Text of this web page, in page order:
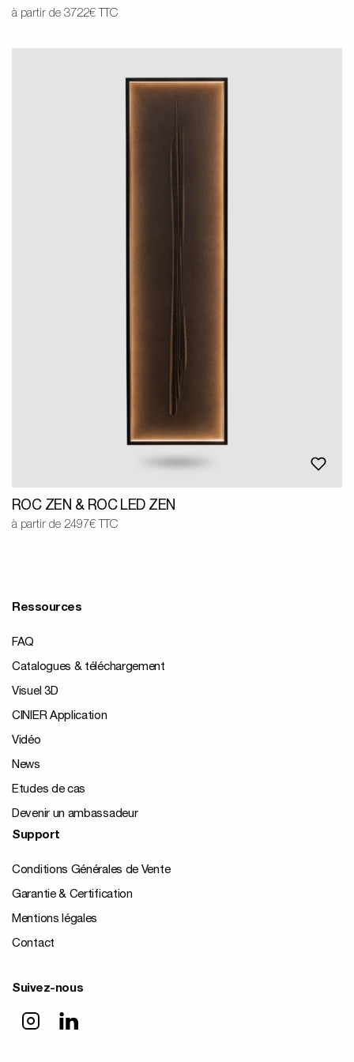
à partir de 3722€ TTC
ROC ZEN & ROC LED ZEN
à partir de 2497€ TTC
Ressources
FAQ
Catalogues & téléchargement
Visuel 3D
CINIER Application
Vidéo
News
Etudes de cas
Devenir un ambassadeur
Support
Conditions Générales de Vente
Garantie & Certification
Mentions légales
Contact
Suivez-nous